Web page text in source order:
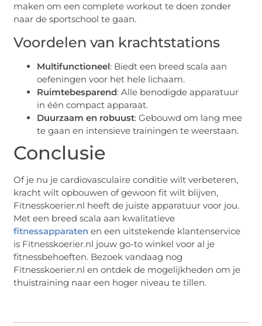
maken om een complete workout te doen zonder
naar de sportschool te gaan.
Voordelen van krachtstations
Multifunctioneel: Biedt een breed scala aan
oefeningen voor het hele lichaam.
Ruimtebesparend: Alle benodigde apparatuur
in één compact apparaat.
Duurzaam en robuust: Gebouwd om lang mee
te gaan en intensieve trainingen te weerstaan.
Conclusie
Of je nu je cardiovasculaire conditie wilt verbeteren,
kracht wilt opbouwen of gewoon fit wilt blijven,
Fitnesskoerier.nl heeft de juiste apparatuur voor jou.
Met een breed scala aan kwalitatieve
fitnessapparaten en een uitstekende klantenservice
is Fitnesskoerier.nl jouw go-to winkel voor al je
fitnessbehoeften. Bezoek vandaag nog
Fitnesskoerier.nl en ontdek de mogelijkheden om je
thuistraining naar een hoger niveau te tillen.